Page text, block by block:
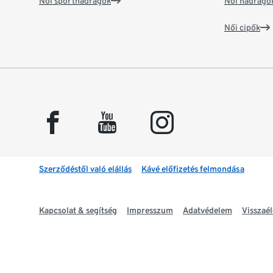
Női cipők
facebook youtube instagram
Szerződéstől való elállás Kávé előfizetés felmondása
Kapcsolat & segítség Impresszum Adatvédelem